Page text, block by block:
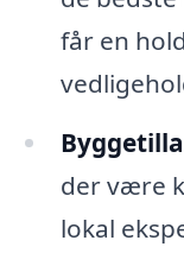
får en
der være
lokal